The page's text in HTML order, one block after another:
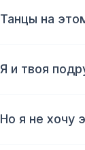
Танцы на
Я и твоя
Но я не хочу